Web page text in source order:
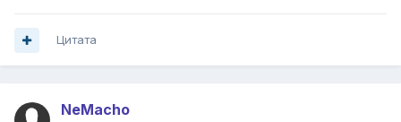
Цитата
NeMacho